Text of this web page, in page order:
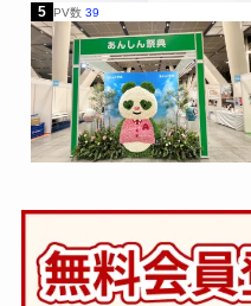
5 PV数 39